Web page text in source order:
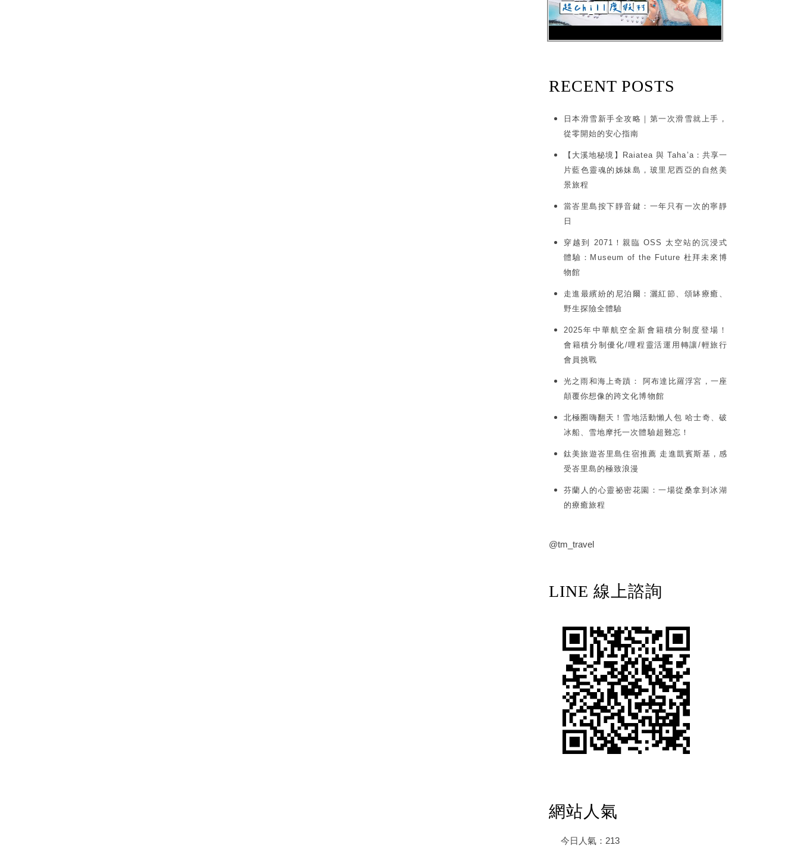
RECENT POSTS
日本滑雪新手全攻略｜第一次滑雪就上手，
從零開始的安心指南
【大溪地秘境】Raiatea 與 Taha’a：共享一
片藍色靈魂的姊妹島，玻里尼西亞的自然美
景旅程
當峇里島按下靜音鍵：一年只有一次的寧靜
日
穿越到 2071！親臨 OSS 太空站的沉浸式
體驗：Museum of the Future 杜拜未來博
物館
走進最繽紛的尼泊爾：灑紅節、頌缽療癒、
野生探險全體驗
2025年中華航空全新會籍積分制度登場！
會籍積分制優化/哩程靈活運用轉讓/輕旅行
會員挑戰
光之雨和海上奇蹟： 阿布達比羅浮宮，一座
顛覆你想像的跨文化博物館
北極圈嗨翻天！雪地活動懶人包 哈士奇、破
冰船、雪地摩托一次體驗超難忘！
鈦美旅遊峇里島住宿推薦 走進凱賓斯基，感
受峇里島的極致浪漫
芬蘭人的心靈祕密花園：一場從桑拿到冰湖
的療癒旅程
@tm_travel
LINE 線上諮詢
網站人氣
今日人氣： 213